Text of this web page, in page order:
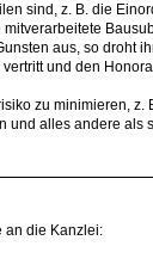
sind, z. B. die
aus, so droht
und den
zu minimieren, z.
und alles andere als
an die Kanzlei: